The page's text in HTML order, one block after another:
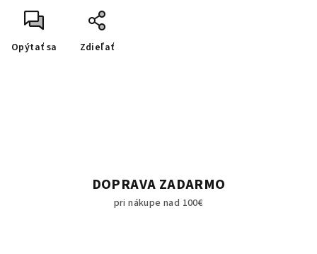
Opýtať sa Zdieľať
DOPRAVA ZADARMO
pri nákupe nad 100€